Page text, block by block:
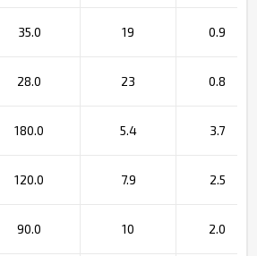
35.0 19 0.9
28.0 23 0.8
180.0 5.4 3.7
120.0 7.9 2.5
90.0 10 2.0